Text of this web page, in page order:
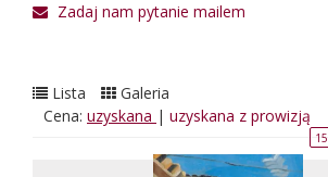
Zadaj nam pytanie mailem
Lista
Galeria
Cena: uzyskana | uzyskana z prowizją
15